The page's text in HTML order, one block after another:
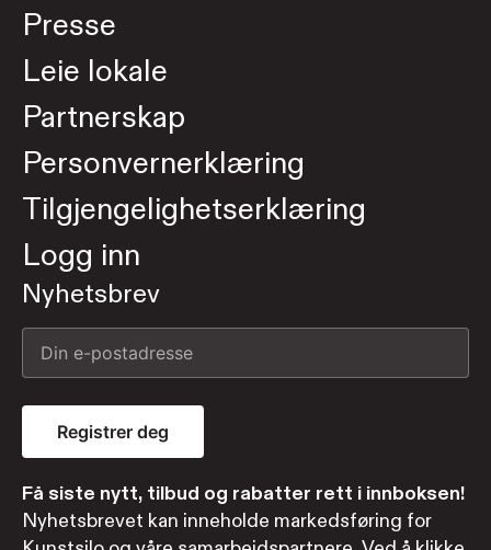
Presse
Leie lokale
Partnerskap
Personvernerklæring
Tilgjengelighetserklæring
Logg inn
Nyhetsbrev
Registrer deg
Få siste nytt, tilbud og rabatter rett i innboksen!
Nyhetsbrevet kan inneholde markedsføring for